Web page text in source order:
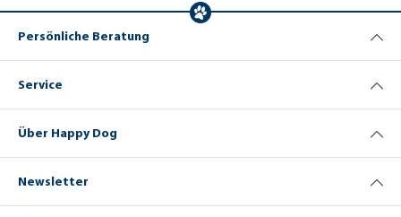
Persönliche Beratung
Service
Über Happy Dog
Newsletter